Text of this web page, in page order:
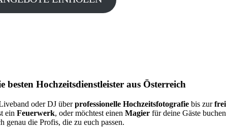
besten Hochzeitsdienstleister aus Österreich
oder DJ überprofessionelle Hochzeitsfotografiebis zur
ein Feuerwerk, oder möchtest einen Magier für deine Gäste
genau die Profis, die zu euch passen.